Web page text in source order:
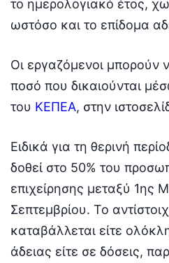
το ημερολογιακό έτος,
ωστόσο και το επίδομα
Οι εργαζόμενοι μπορούν
ποσό που δικαιούνται
του ΚΕΠΕΑ, στην
Ειδικά για τη θερινή
δοθεί στο 50% του
επιχείρησης μεταξύ 1ης
Σεπτεμβρίου. Το
καταβάλλεται είτε
άδειας είτε σε δόσεις,